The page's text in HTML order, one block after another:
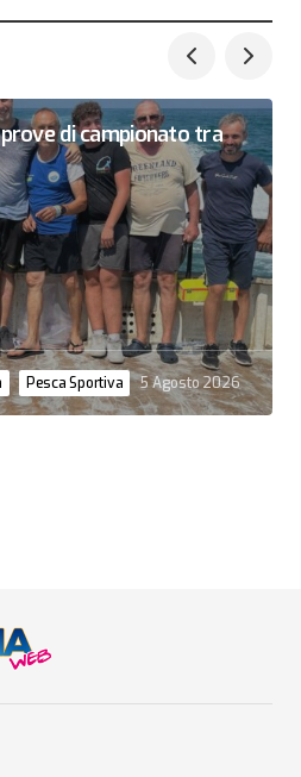
di campionato tra
Pesca Sportiva 5 Agosto 2026